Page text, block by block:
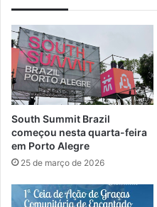
South Summit Brazil
começou nesta quarta-feira
em Porto Alegre
25 de março de 2026